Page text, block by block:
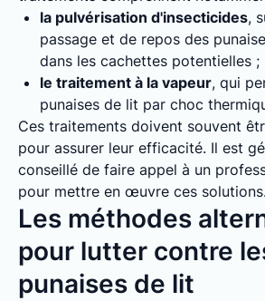
la pulvérisation d'insecticides,
passage et de repos des
dans les cachettes potentielles ;
le traitement à la vapeur, qui
punaises de lit par choc
Ces traitements doivent souvent
pour assurer leur efficacité. Il est
conseillé de faire appel à un
pour mettre en œuvre ces
Les méthodes
pour lutter contre
punaises de lit